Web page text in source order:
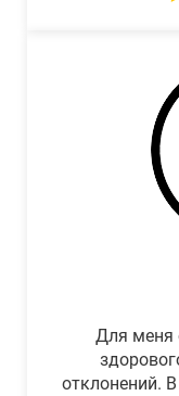
Для меня
отклонений.